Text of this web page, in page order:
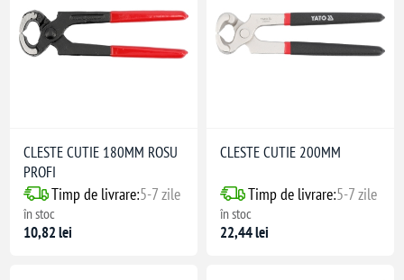
CLESTE CUTIE 180MM ROSU
PROFI
Timp de livrare:5-7 zile
în stoc
10,82 lei
CLESTE CUTIE 200MM
Timp de livrare:5-7 zile
în stoc
22,44 lei